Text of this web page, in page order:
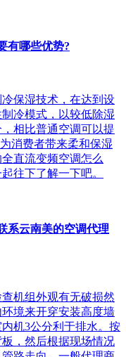
有哪些优势?
保湿技术，在达到设
冷模式，以较低除湿
相比普通空调可以提
消费者带来柔和保湿
直流变频空调怎么
往下了解一下吧。
系云南美的空调代理
机组外观有无破损然
境来开穿安装高度墙
机3公分利于排水。按
，然后根据现场情况